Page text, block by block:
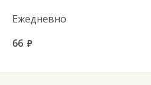
Ежедневно
66 руб.